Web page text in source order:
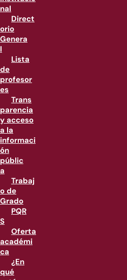
nal
Direct
orio
Genera
l
Lista
de
profesor
es
Trans
parencia
y acceso
a la
informaci
ón
públic
a
Trabaj
o de
Grado
PQR
S
Oferta
académi
ca
¿En
qué